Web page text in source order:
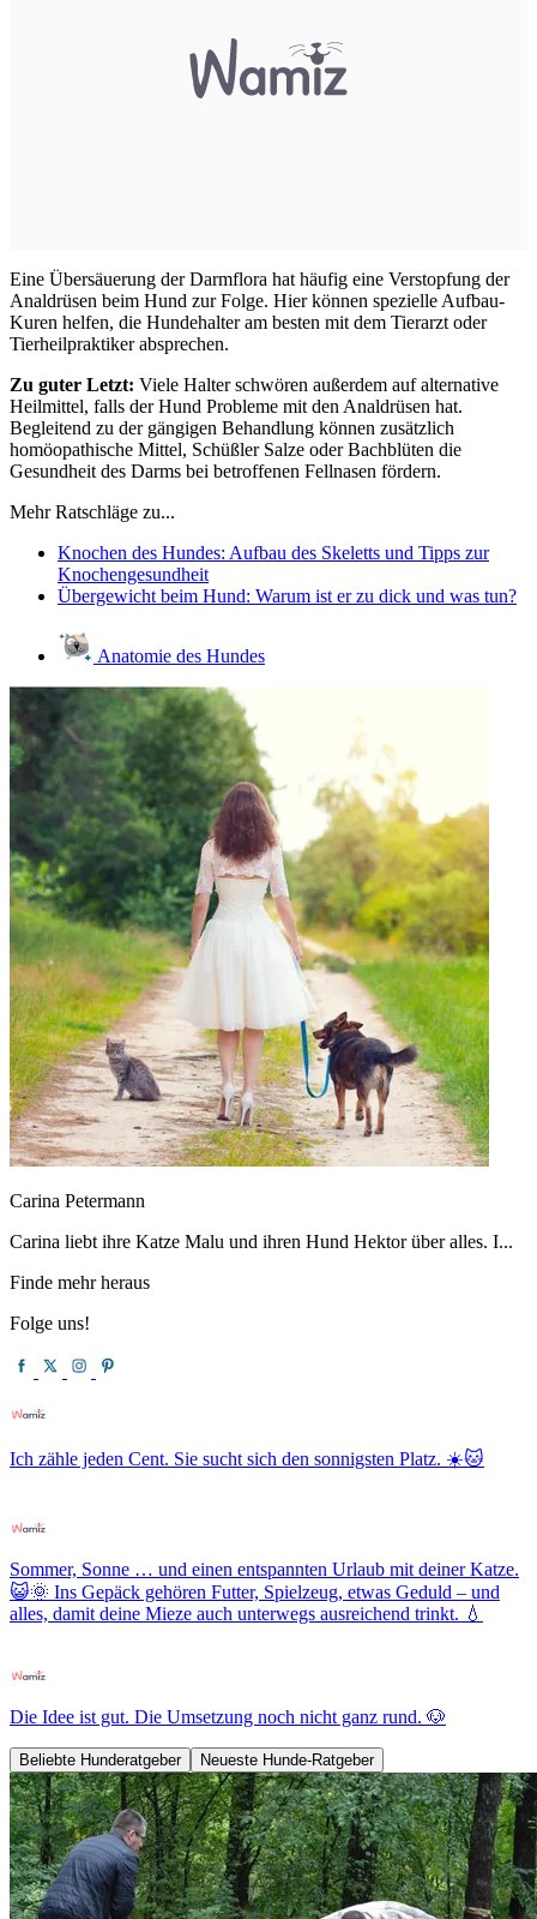
Eine Übersäuerung der Darmflora hat häufig eine Verstopfung der
Analdrüsen beim Hund zur Folge. Hier können spezielle Aufbau-
Kuren helfen, die Hundehalter am besten mit dem Tierarzt oder
Tierheilpraktiker absprechen.
Zu guter Letzt: Viele Halter schwören außerdem auf alternative
Heilmittel, falls der Hund Probleme mit den Analdrüsen hat.
Begleitend zu der gängigen Behandlung können zusätzlich
homöopathische Mittel, Schüßler Salze oder Bachblüten die
Gesundheit des Darms bei betroffenen Fellnasen fördern.
Mehr Ratschläge zu...
Knochen des Hundes: Aufbau des Skeletts und Tipps zur
Knochengesundheit
Übergewicht beim Hund: Warum ist er zu dick und was tun?
Anatomie des Hundes
Carina Petermann
Carina liebt ihre Katze Malu und ihren Hund Hektor über alles. I...
Finde mehr heraus
Folge uns!
Ich zähle jeden Cent. Sie sucht sich den sonnigsten Platz. ☀️🐱
Sommer, Sonne … und einen entspannten Urlaub mit deiner Katze.
😺🌞 Ins Gepäck gehören Futter, Spielzeug, etwas Geduld – und
alles, damit deine Mieze auch unterwegs ausreichend trinkt. 💧
Die Idee ist gut. Die Umsetzung noch nicht ganz rund. 🐶
Beliebte Hunderatgeber Neueste Hunde-Ratgeber